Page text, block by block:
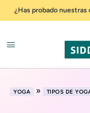
¿Has probado nuestras
YOGA » TIPOS DE